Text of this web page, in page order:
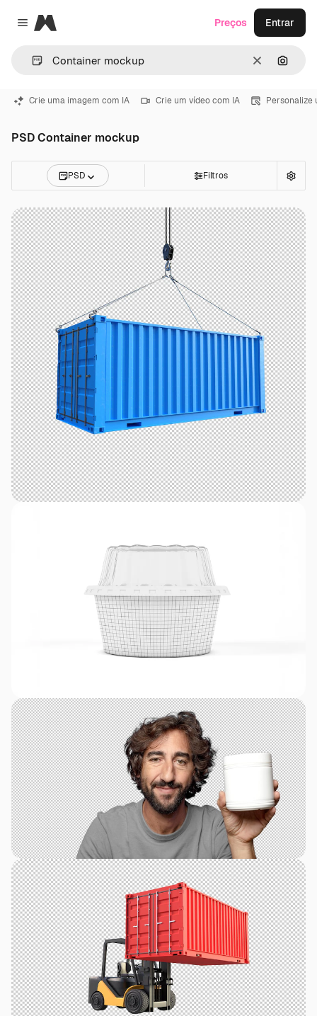
Close menu
Magnific
Limpar
Preços Entrar
Crie uma imagem com IA Crie um vídeo com IA Personalize
PSD Container mockup
PSD Filtros